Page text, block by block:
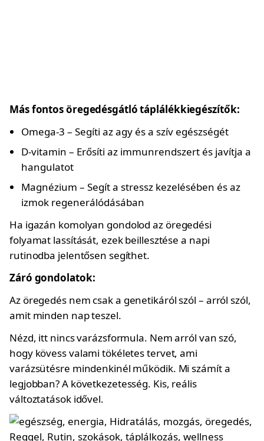
Más fontos öregedésgátló táplálékkiegészítők:
Omega-3 – Segíti az agy és a szív egészségét
D-vitamin – Erősíti az immunrendszert és javítja a
hangulatot
Magnézium – Segít a stressz kezelésében és az
izmok regenerálódásában
Ha igazán komolyan gondolod az öregedési
folyamat lassítását, ezek beillesztése a napi
rutinodba jelentősen segíthet.
Záró gondolatok:
Az öregedés nem csak a genetikáról szól – arról szól,
amit minden nap teszel.
Nézd, itt nincs varázsformula. Nem arról van szó,
hogy kövess valami tökéletes tervet, ami
varázsütésre mindenkinél működik. Mi számít a
legjobban? A következetesség. Kis, reális
változtatások idővel.